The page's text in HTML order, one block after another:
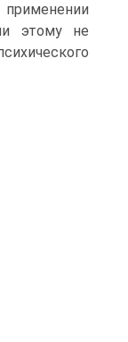
этому не